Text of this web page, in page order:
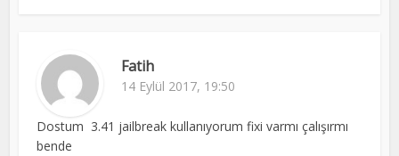
Fatih
14 Eylül 2017, 19:50
Dostum 3.41 jailbreak kullanıyorum fixi varmı çalışırmı
bende